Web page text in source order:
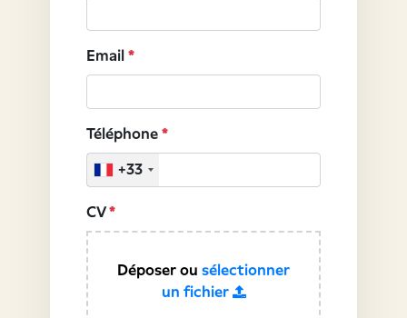
Email *
Téléphone *
+33
CV*
Déposer ou sélectionner
un fichier